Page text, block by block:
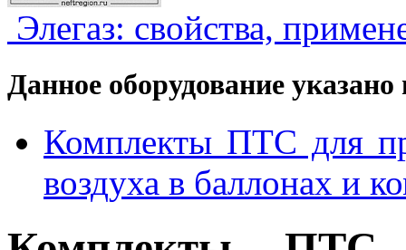
Элегаз: свойства,
Данное оборудование
Комплекты ПТС для
воздуха в баллонах и